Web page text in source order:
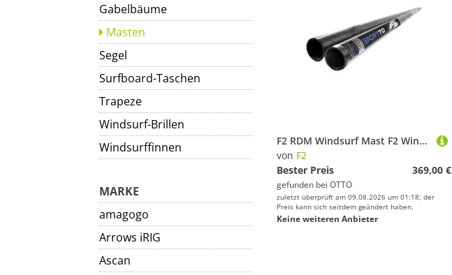
Gabelbäume
Masten
Segel
Surfboard-Taschen
Trapeze
Windsurf-Brillen
Windsurffinnen
MARKE
amagogo
Arrows iRIG
Ascan
F2 RDM Windsurf Mast F2 Windsurf Mast Sport 70% Carbon RDM 370 cm Schwarz 2024/25, 370 cm Höhe
von F2
Bester Preis
369,00 €
gefunden bei OTTO
zuletzt überprüft am 09.08.2026 um 01:18; der
Preis kann sich seitdem geändert haben.
Keine weiteren Anbieter